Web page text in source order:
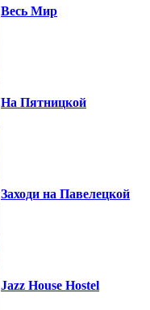
Весь Мир
На Пятницкой
Заходи на Павелецкой
Jazz House Hostel